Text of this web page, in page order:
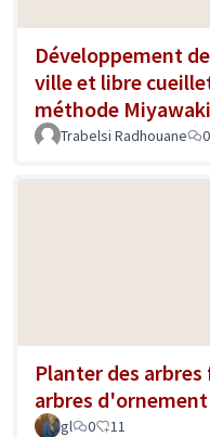
Développement
ville et libre
méthode Miyawaki
Trabelsi Radhouane 0
Planter des
arbres d'ornement
gl 0 11